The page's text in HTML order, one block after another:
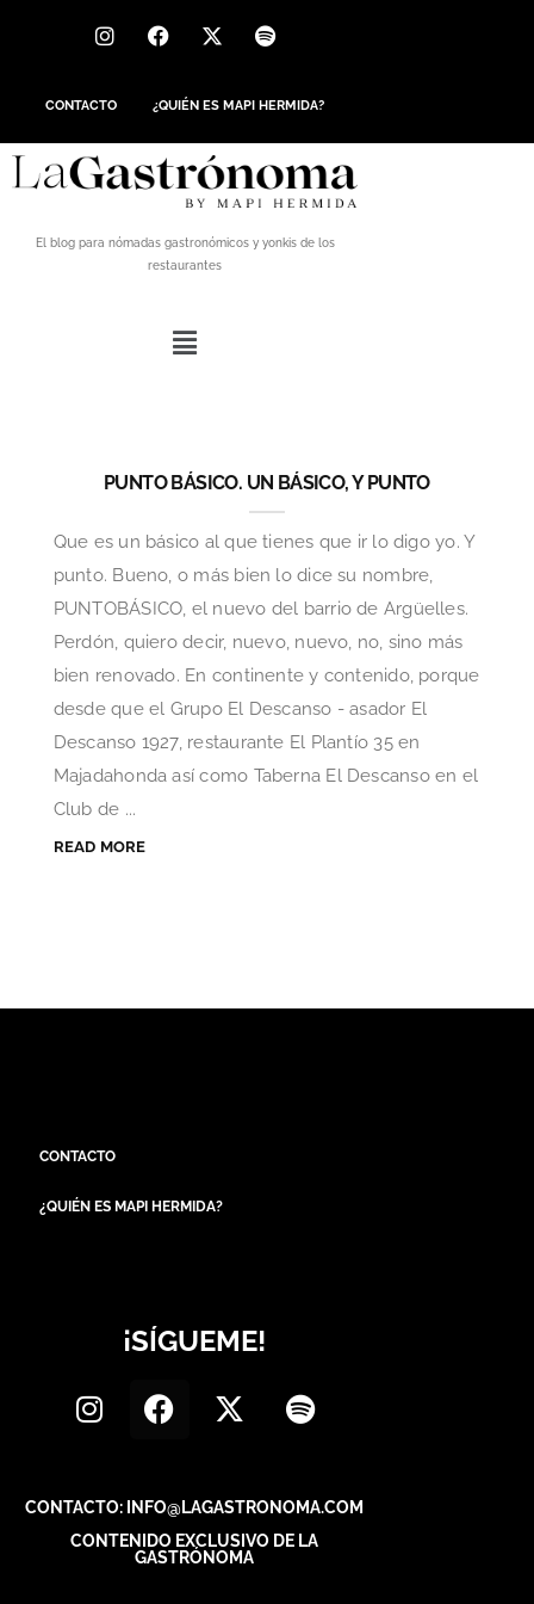
CONTACTO ¿QUIÉN ES MAPI HERMIDA?
El blog para nómadas gastronómicos y yonkis de los
restaurantes
PUNTO BÁSICO. UN BÁSICO, Y PUNTO
Que es un básico al que tienes que ir lo digo yo. Y
punto. Bueno, o más bien lo dice su nombre,
PUNTOBÁSICO, el nuevo del barrio de Argüelles.
Perdón, quiero decir, nuevo, nuevo, no, sino más
bien renovado. En continente y contenido, porque
desde que el Grupo El Descanso - asador El
Descanso 1927, restaurante El Plantío 35 en
Majadahonda así como Taberna El Descanso en el
Club de ...
READ MORE
CONTACTO
¿QUIÉN ES MAPI HERMIDA?
¡SÍGUEME!
CONTACTO: INFO@LAGASTRONOMA.COM
CONTENIDO EXCLUSIVO DE LA
GASTRÓNOMA